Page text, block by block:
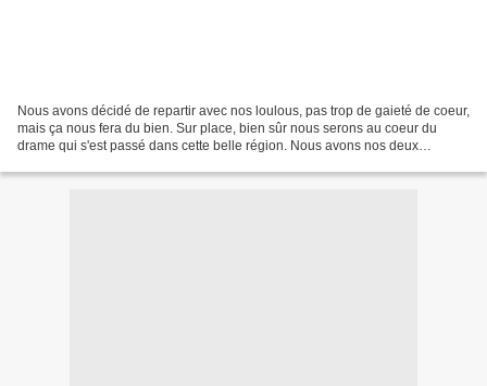
Nous avons décidé de repartir avec nos loulous, pas trop de gaieté de coeur,
mais ça nous fera du bien. Sur place, bien sûr nous serons au coeur du
drame qui s'est passé dans cette belle région. Nous avons nos deux